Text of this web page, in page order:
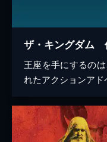
ザ・キングダム
王座を手にするの
れたアクションアド